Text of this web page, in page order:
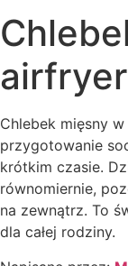
airfryer
Chlebek mięsny
przygotowanie
krótkim czasie.
równomiernie,
na zewnątrz. To
dla całej rodziny.